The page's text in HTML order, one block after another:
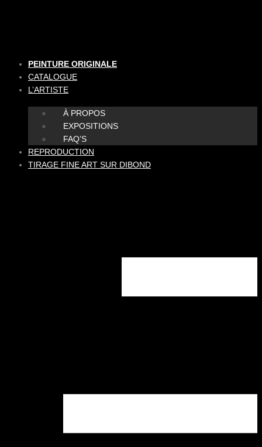
PEINTURE ORIGINALE
CATALOGUE
L’ARTISTE
À PROPOS
EXPOSITIONS
FAQ’S
REPRODUCTION
TIRAGE FINE ART SUR DIBOND